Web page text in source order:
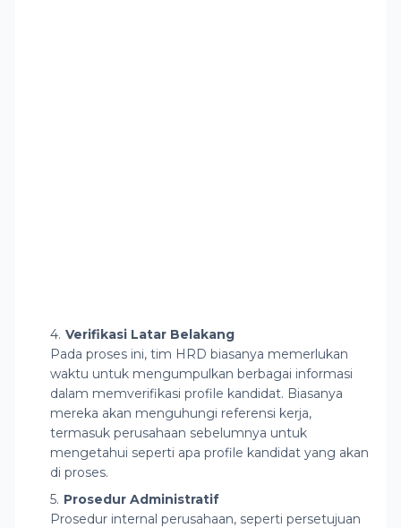
Verifikasi Latar Belakang
Pada proses ini, tim HRD biasanya memerlukan
waktu untuk mengumpulkan berbagai informasi
dalam memverifikasi profile kandidat. Biasanya
mereka akan menguhungi referensi kerja,
termasuk perusahaan sebelumnya untuk
mengetahui seperti apa profile kandidat yang akan
di proses.
Prosedur Administratif
Prosedur internal perusahaan, seperti persetujuan